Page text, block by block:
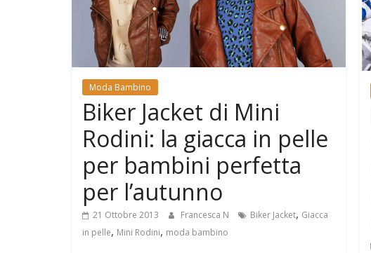
Moda Bambino
Biker Jacket di Mini
Rodini: la giacca in pelle
per bambini perfetta
per l’autunno
21 Ottobre 2013 Francesca N Biker Jacket, Giacca
in pelle, Mini Rodini, moda bambino